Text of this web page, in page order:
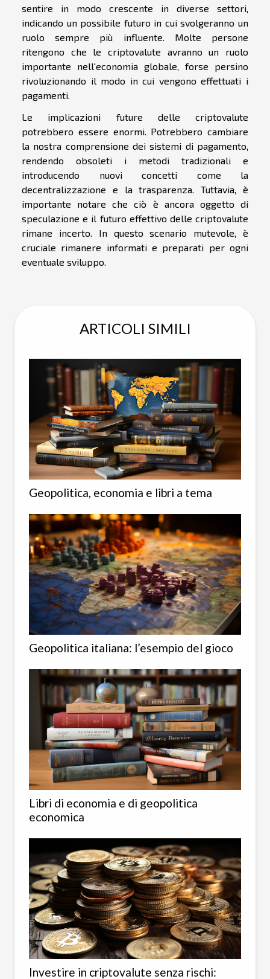
sentire in modo crescente in diverse settori,
indicando un possibile futuro in cui svolgeranno un
ruolo sempre più influente. Molte persone
ritengono che le criptovalute avranno un ruolo
importante nell'economia globale, forse persino
rivoluzionando il modo in cui vengono effettuati i
pagamenti.
Le implicazioni future delle criptovalute
potrebbero essere enormi. Potrebbero cambiare
la nostra comprensione dei sistemi di pagamento,
rendendo obsoleti i metodi tradizionali e
introducendo nuovi concetti come la
decentralizzazione e la trasparenza. Tuttavia, è
importante notare che ciò è ancora oggetto di
speculazione e il futuro effettivo delle criptovalute
rimane incerto. In questo scenario mutevole, è
cruciale rimanere informati e preparati per ogni
eventuale sviluppo.
ARTICOLI SIMILI
Geopolitica, economia e libri a tema
Geopolitica italiana: l’esempio del gioco
Libri di economia e di geopolitica
economica
Investire in criptovalute senza rischi: